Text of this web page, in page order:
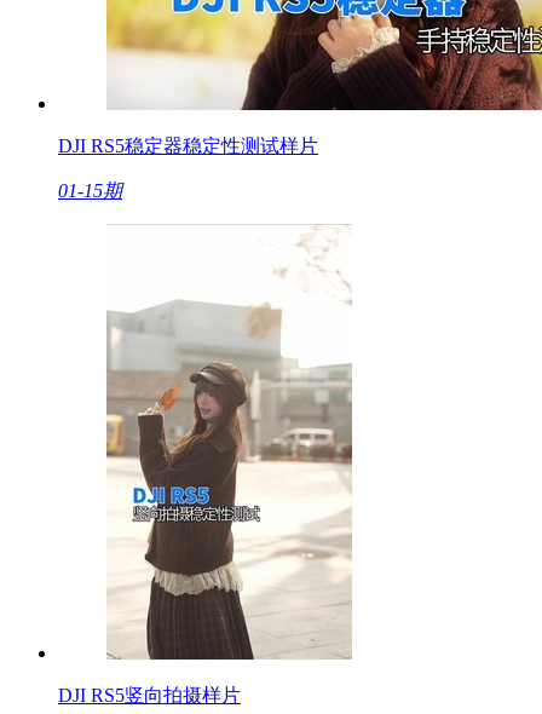
DJI RS5稳定器稳定性测试样片
01-15期
DJI RS5竖向拍摄样片